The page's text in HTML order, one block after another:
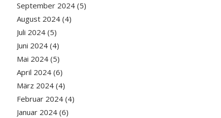
September 2024(5)
August 2024(4)
Juli 2024(5)
Juni 2024(4)
Mai 2024(5)
April 2024(6)
März 2024(4)
Februar 2024(4)
Januar 2024(6)